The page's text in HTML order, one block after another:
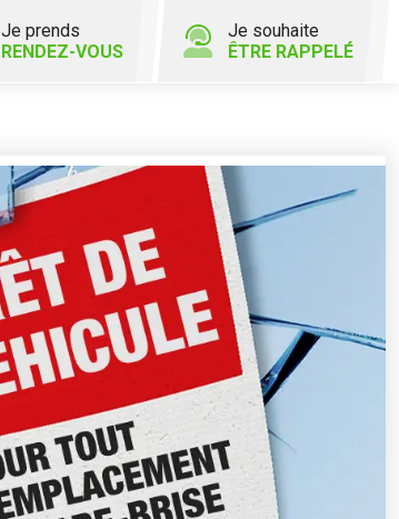
Je prends
RENDEZ-VOUS
Je souhaite
ÊTRE RAPPELÉ